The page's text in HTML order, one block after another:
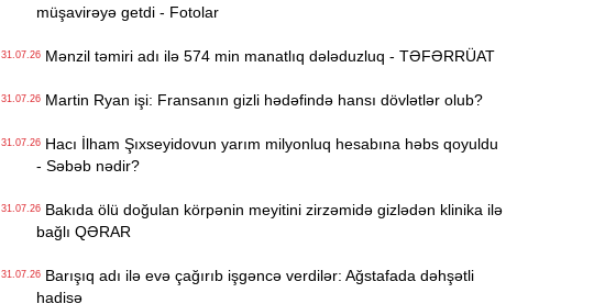
müşavirəyə getdi - Fotolar
31.07.26Mənzil təmiri adı ilə 574 min manatlıq dələduzluq - TƏFƏRRÜAT
31.07.26Martin Ryan işi: Fransanın gizli hədəfində hansı dövlətlər olub?
31.07.26Hacı İlham Şıxseyidovun yarım milyonluq hesabına həbs qoyuldu
- Səbəb nədir?
31.07.26Bakıda ölü doğulan körpənin meyitini zirzəmidə gizlədən klinika ilə
bağlı QƏRAR
31.07.26Barışıq adı ilə evə çağırıb işgəncə verdilər: Ağstafada dəhşətli
hadisə